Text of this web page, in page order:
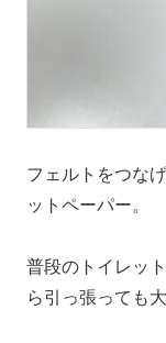
フェルトをつな
ットペーパー。
普段のトイレッ
ら引っ張っても大